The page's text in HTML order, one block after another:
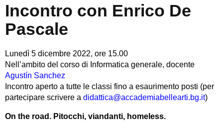
Incontro con Enrico De
Pascale
Lunedì 5 dicembre 2022, ore 15.00
Nell’ambito del corso di Informatica generale, docente
Agustín Sanchez
Incontro aperto a tutte le classi fino a esaurimento posti (per
partecipare scrivere a didattica@accademiabellearti.bg.it)
On the road. Pitocchi, viandanti, homeless.